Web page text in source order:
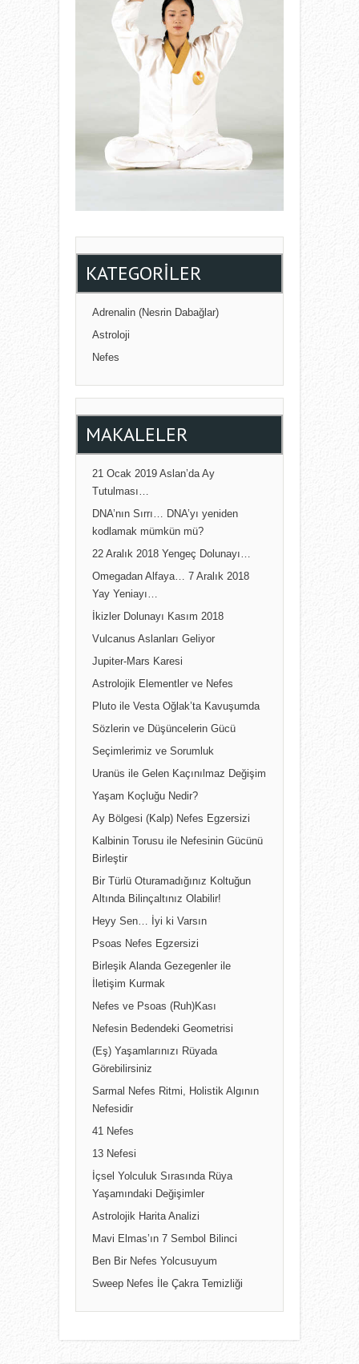
KATEGORILER
Adrenalin (Nesrin Dabağlar)
Astroloji
Nefes
MAKALELER
21 Ocak 2019 Aslan’da Ay
Tutulması…
DNA’nın Sırrı… DNA’yı yeniden
kodlamak mümkün mü?
22 Aralık 2018 Yengeç Dolunayı…
Omegadan Alfaya… 7 Aralık 2018
Yay Yeniayı…
İkizler Dolunayı Kasım 2018
Vulcanus Aslanları Geliyor
Jupiter-Mars Karesi
Astrolojik Elementler ve Nefes
Pluto ile Vesta Oğlak’ta Kavuşumda
Sözlerin ve Düşüncelerin Gücü
Seçimlerimiz ve Sorumluk
Uranüs ile Gelen Kaçınılmaz Değişim
Yaşam Koçluğu Nedir?
Ay Bölgesi (Kalp) Nefes Egzersizi
Kalbinin Torusu ile Nefesinin Gücünü
Birleştir
Bir Türlü Oturamadığınız Koltuğun
Altında Bilinçaltınız Olabilir!
Heyy Sen… İyi ki Varsın
Psoas Nefes Egzersizi
Birleşik Alanda Gezegenler ile
İletişim Kurmak
Nefes ve Psoas (Ruh)Kası
Nefesin Bedendeki Geometrisi
(Eş) Yaşamlarınızı Rüyada
Görebilirsiniz
Sarmal Nefes Ritmi, Holistik Algının
Nefesidir
41 Nefes
13 Nefesi
İçsel Yolculuk Sırasında Rüya
Yaşamındaki Değişimler
Astrolojik Harita Analizi
Mavi Elmas’ın 7 Sembol Bilinci
Ben Bir Nefes Yolcusuyum
Sweep Nefes İle Çakra Temizliği